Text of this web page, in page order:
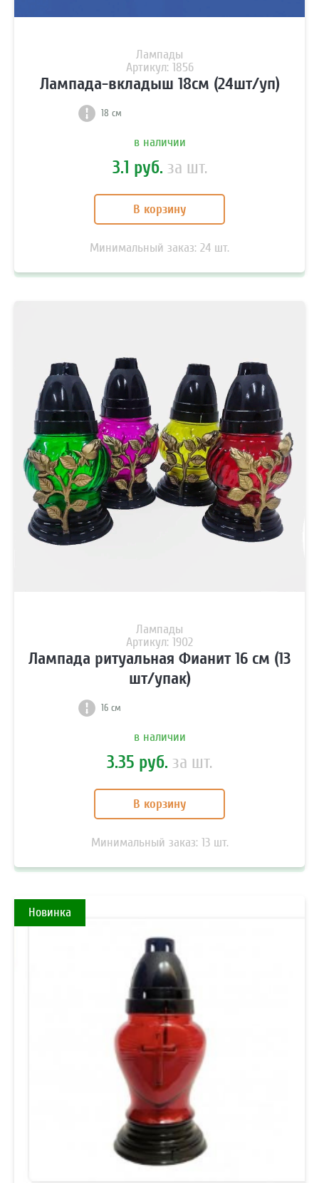
Лампады
Артикул: 1856
Лампада-вкладыш 18см (24шт/уп)
18 см
в наличии
3.1 руб. за шт.
В корзину
Минимальный заказ: 24 шт.
Лампады
Артикул: 1902
Лампада ритуальная Фианит 16 см (13
шт/упак)
16 см
в наличии
3.35 руб. за шт.
В корзину
Минимальный заказ: 13шт.
Новинка